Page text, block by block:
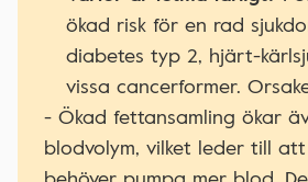
ökad risk för en rad
diabetes typ 2, hjärt-
vissa cancerformer.
- Ökad fettansamling ökar
blodvolym, vilket leder till